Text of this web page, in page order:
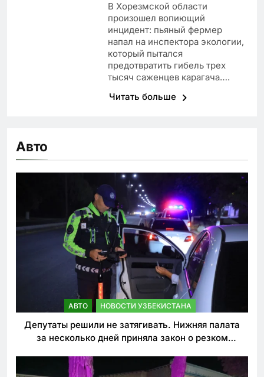
В Хорезмской области
произошел вопиющий
инцидент: пьяный фермер
напал на инспектора экологии,
который пытался
предотвратить гибель трех
тысяч саженцев карагача….
Читать больше
Авто
АВТО НОВОСТИ УЗБЕКИСТАНА
Депутаты решили не затягивать. Нижняя палата
за несколько дней приняла закон о резком